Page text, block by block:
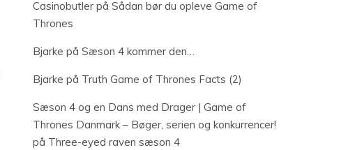
Casinobutler på Sådan bør du opleve Game of
Thrones
Bjarke på Sæson 4 kommer den…
Bjarke på Truth Game of Thrones Facts (2)
Sæson 4 og en Dans med Drager | Game of
Thrones Danmark – Bøger, serien og konkurrencer!
på Three-eyed raven sæson 4